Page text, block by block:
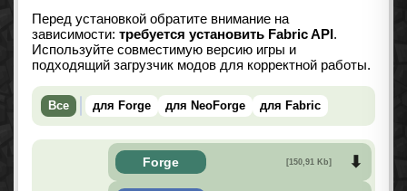
Перед установкой обратите внимание на
зависимости: требуется установить Fabric API.
Используйте совместимую версию игры и
подходящий загрузчик модов для корректной работы.
Все для Forge для NeoForge для Fabric
Forge [150,91 Kb]